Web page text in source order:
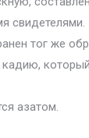
свидетелями.
тог же
кадию,
азатом.